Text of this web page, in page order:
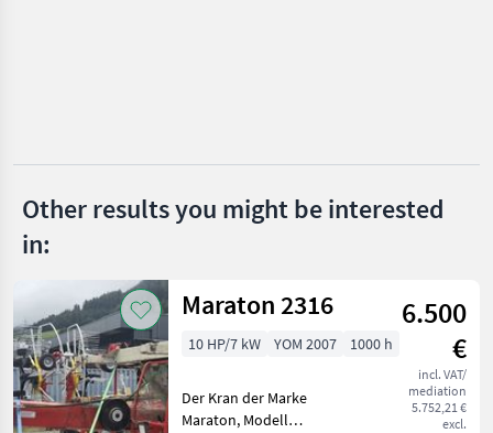
Gruber
Mengele
Show
MARKETPLACE
Marketplace
Dealer
offers
Other results you might be interested
in:
Maraton 2316
6.500
€
incl. VAT/
mediation
5.752,21 €
excl.
10 HP/7 kW YOM 2007 1000 h
Der Kran der Marke
Maraton, Modell